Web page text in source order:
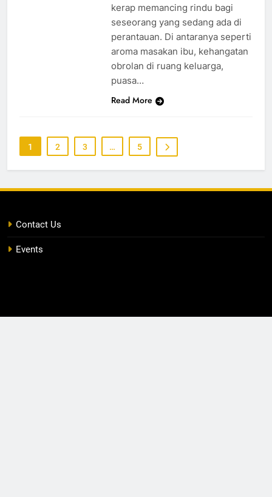
kerap memancing rindu bagi
seseorang yang sedang ada di
perantauan. Di antaranya seperti
aroma masakan ibu, kehangatan
obrolan di ruang keluarga,
puasa…
Read More
1 2 3 … 5
Contact Us
Events